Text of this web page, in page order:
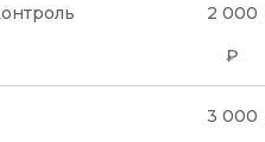
2 000
₽
3 000